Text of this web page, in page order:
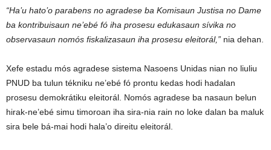
“Ha’u hato’o parabens no agradese ba Komisaun Justisa no Dame
ba kontribuisaun ne’ebé fó iha prosesu edukasaun sívika no
observasaun nomós fiskalizasaun iha prosesu eleitorál,” nia dehan.
Xefe estadu mós agradese sistema Nasoens Unidas nian no liuliu
PNUD ba tulun tékniku ne’ebé fó prontu kedas hodi hadalan
prosesu demokrátiku eleitorál. Nomós agradese ba nasaun belun
hirak-ne’ebé simu timoroan iha sira-nia rain no loke dalan ba maluk
sira bele bá-mai hodi hala’o direitu eleitorál.